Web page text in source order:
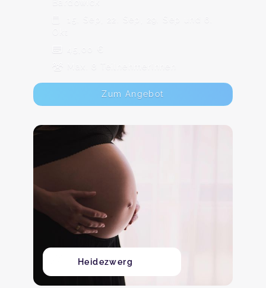
15. Sep, 22. Sep, 29. Sep und 6.
Okt
45,00 €
Max. 8 TeilnehmerInnen
Zum Angebot
Heidezwerg